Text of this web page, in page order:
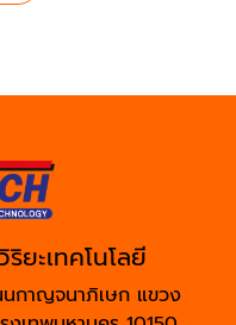
ยะเทคโนโลยี
กาญจนาภิเษก แขวง